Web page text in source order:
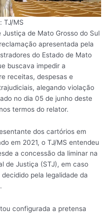
TJ/MS
Justiça de Mato Grosso do Sul
apresentada pela
do Estado de Mato
buscava impedir a
receitas, despesas e
alegando violação
no dia 05 de junho deste
termos do relator.
dos cartórios em
em 2021, o TJ/MS entendeu
a concessão da liminar na
de Justiça (STJ), em caso
pela legalidade da
configurada a pretensa